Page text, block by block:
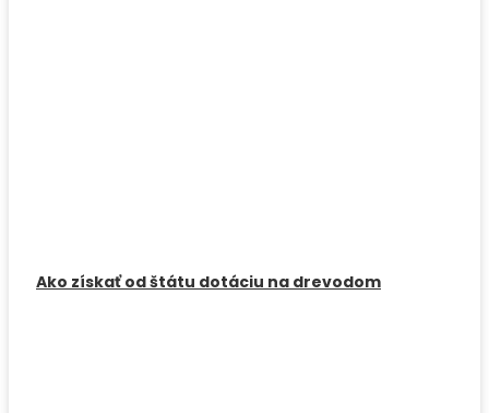
Ako získať od štátu dotáciu na drevodom